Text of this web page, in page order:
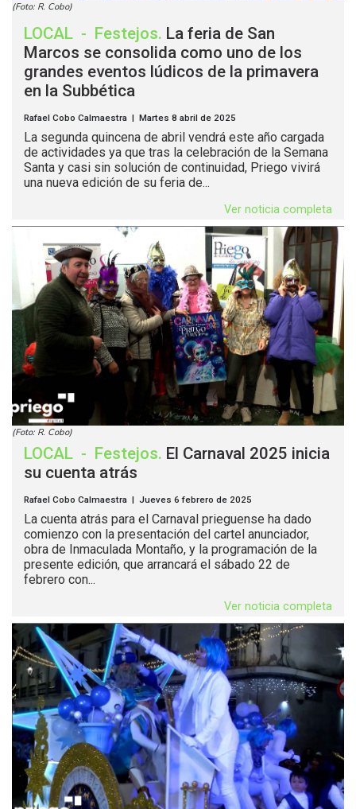
(Foto: R. Cobo)
LOCAL - Festejos. La feria de San
Marcos se consolida como uno de los
grandes eventos lúdicos de la primavera
en la Subbética
Rafael Cobo Calmaestra | Martes 8 abril de 2025
La segunda quincena de abril vendrá este año cargada
de actividades ya que tras la celebración de la Semana
Santa y casi sin solución de continuidad, Priego vivirá
una nueva edición de su feria de...
Ver noticia completa
(Foto: R. Cobo)
LOCAL - Festejos. El Carnaval 2025 inicia
su cuenta atrás
Rafael Cobo Calmaestra | Jueves 6 febrero de 2025
La cuenta atrás para el Carnaval prieguense ha dado
comienzo con la presentación del cartel anunciador,
obra de Inmaculada Montaño, y la programación de la
presente edición, que arrancará el sábado 22 de
febrero con...
Ver noticia completa